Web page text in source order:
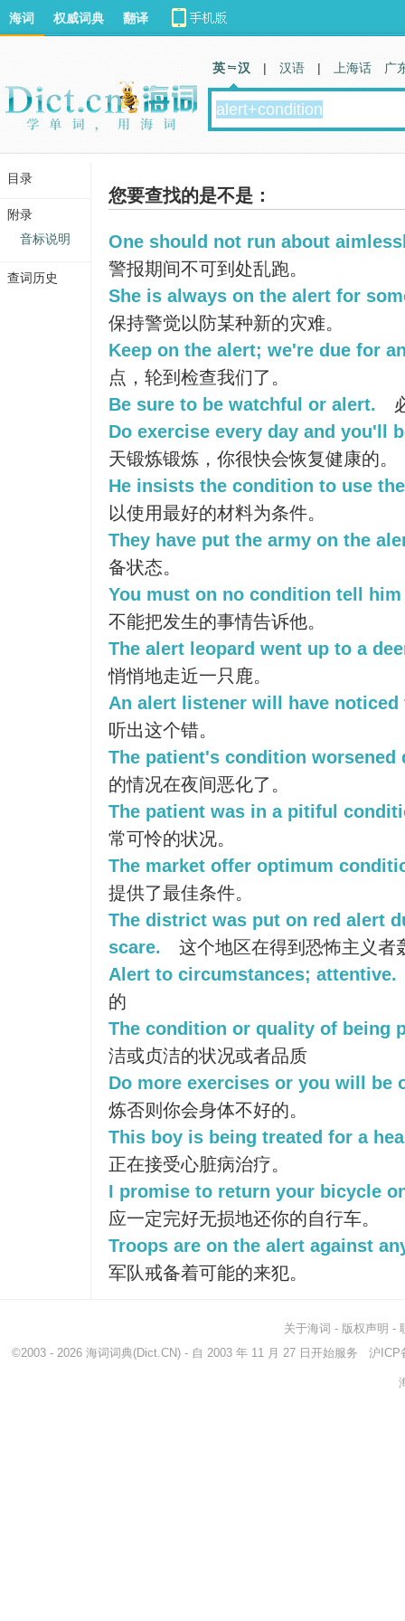
您要查找的是不是：
One should not run about
警报期间不可到处乱跑。
She is always on the alert for
保持警觉以防某种新的灾难。
Keep on the alert; we're due for
点，轮到检查我们了。
Be sure to be watchful or alert.
Do exercise every day and you'll
天锻炼锻炼，你很快会恢复健康的。
He insists the condition to use
以使用最好的材料为条件。
They have put the army on the
备状态。
You must on no condition tell him
不能把发生的事情告诉他。
The alert leopard went up to a
悄悄地走近一只鹿。
An alert listener will have noticed
听出这个错。
The patient's condition worsened
的情况在夜间恶化了。
The patient was in a pitiful
常可怜的状况。
The market offer optimum
提供了最佳条件。
The district was put on red alert
scare.
这个地区在得到恐怖主义者
Alert to circumstances; attentive.
的
The condition or quality of being
洁或贞洁的状况或者品质
Do more exercises or you will be
炼否则你会身体不好的。
This boy is being treated for a
正在接受心脏病治疗。
I promise to return your bicycle
应一定完好无损地还你的自行车。
Troops are on the alert against
军队戒备着可能的来犯。
海词 权威词典 翻译
英 汉 | 汉语 | 上海话 广
关于海词 - 版权声明 -
©2003 - 2026 海词词典(Dict.CN) - 自 2003 年 11 月 27 日开始服务 沪ICP
目录
附录
音标说明
查词历史